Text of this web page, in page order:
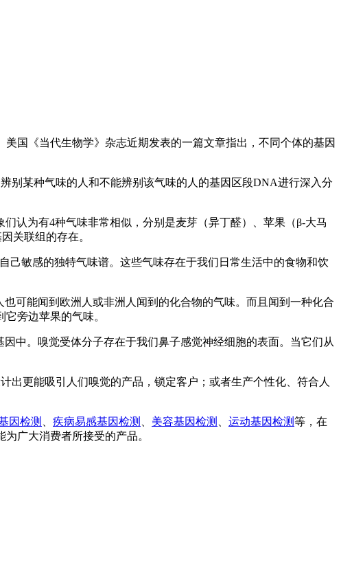
国《当代生物学》杂志近期发表的一篇文章指出，不同个体的基因
别某种气味的人和不能辨别该气味的人的基因区段DNA进行深入分
们认为有4种气味非常相似，分别是麦芽（异丁醛）、苹果（β-大马
关联组的存在。
己敏感的独特气味谱。这些气味存在于我们日常生活中的食物和饮
可能闻到欧洲人或非洲人闻到的化合物的气味。而且闻到一种化合
旁边苹果的气味。
中。嗅觉受体分子存在于我们鼻子感觉神经细胞的表面。当它们从
出更能吸引人们嗅觉的产品，锁定客户；或者生产个性化、符合人
因检测 疾病易感基因检测 美容基因检测 运动基因检测等，在
广大消费者所接受的产品。